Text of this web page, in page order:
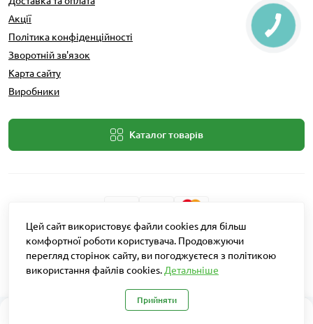
Акції
Політика конфіденційності
Зворотній зв'язок
Карта сайту
Виробники
Каталог товарів
Розробник: Intent Solutions
Агро Рітейл © 2026
Цей сайт використовує файли cookies для більш
комфортної роботи користувача. Продовжуючи
перегляд сторінок сайту, ви погоджуєтеся з політикою
використання файлів cookies. Детальніше
Прийняти